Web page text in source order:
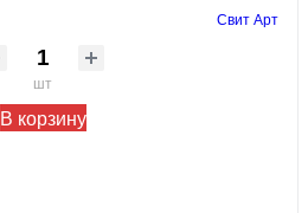
Свит Арт
шт
В корзину